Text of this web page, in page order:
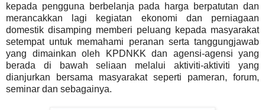
kepada pengguna berbelanja pada harga berpatutan dan
merancakkan lagi kegiatan ekonomi dan perniagaan
domestik disamping memberi peluang kepada masyarakat
setempat untuk memahami peranan serta tanggungjawab
yang dimainkan oleh KPDNKK dan agensi-agensi yang
berada di bawah seliaan melalui aktiviti-aktiviti yang
dianjurkan bersama masyarakat seperti pameran, forum,
seminar dan sebagainya.